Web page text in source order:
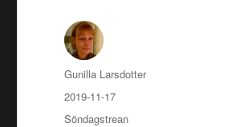
Författare
Gunilla Larsdotter
Publicerat
den
2019-11-17
Kategorier
Söndagstrean